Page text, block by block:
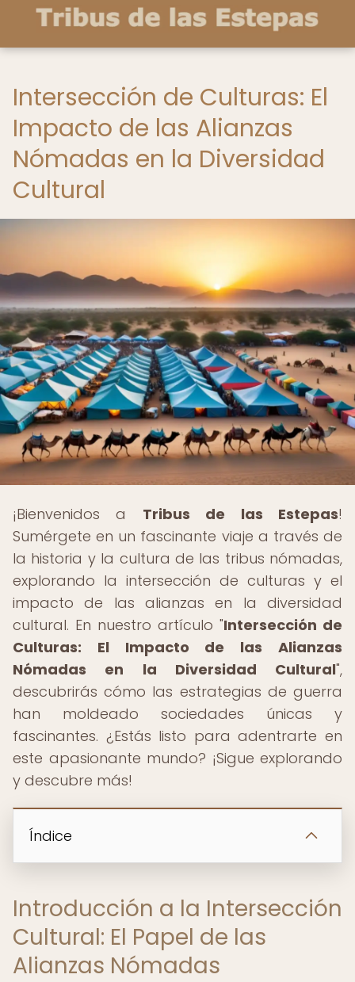
Intersección de Culturas: El
Impacto de las Alianzas
Nómadas en la Diversidad
Cultural
¡Bienvenidos a Tribus de las Estepas!
Sumérgete en un fascinante viaje a través de
la historia y la cultura de las tribus nómadas,
explorando la intersección de culturas y el
impacto de las alianzas en la diversidad
cultural. En nuestro artículo "Intersección de
Culturas: El Impacto de las Alianzas
Nómadas en la Diversidad Cultural",
descubrirás cómo las estrategias de guerra
han moldeado sociedades únicas y
fascinantes. ¿Estás listo para adentrarte en
este apasionante mundo? ¡Sigue explorando
y descubre más!
Índice
Introducción a la Intersección
Cultural: El Papel de las
Alianzas Nómadas